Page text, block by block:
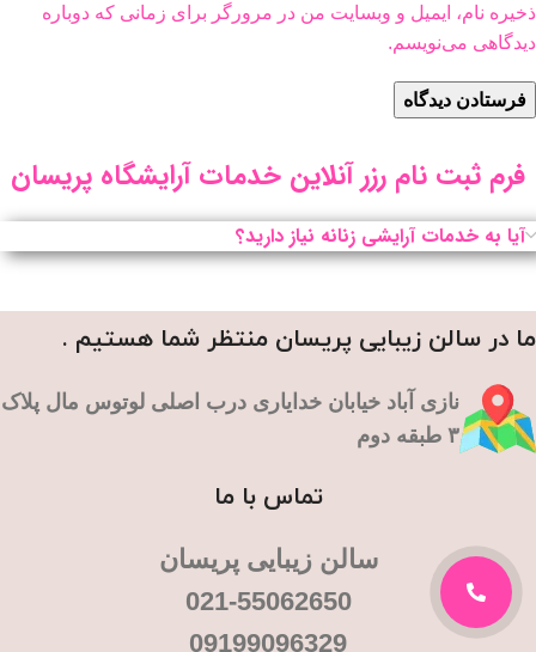
ذخیره نام، ایمیل و وبسایت من در مرورگر برای زمانی که دوباره
دیدگاهی می‌نویسم.
فرم ثبت نام رزر آنلاین خدمات آرایشگاه پریسان
آیا به خدمات آرایشی زنانه نیاز دارید؟
ما در سالن زیبایی پریسان منتظر شما هستیم .
نازی آباد خیابان خدایاری درب اصلی لوتوس مال پلاک
۳ طبقه دوم
تماس با ما
سالن زیبایی پریسان
021-55062650
09199096329